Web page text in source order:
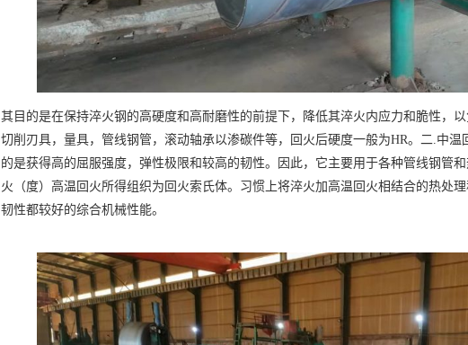
其目的是在保持淬火钢的高硬度和高耐磨性的前提下，降低其淬火内应力和脆性，
切削刃具，量具，管线钢管，滚动轴承以渗碳件等，回火后硬度一般为HR。二.中
的是获得高的屈服强度，弹性极限和较高的韧性。因此，它主要用于各种管线钢管
火（度）高温回火所得组织为回火索氏体。习惯上将淬火加高温回火相结合的热处
韧性都较好的综合机械性能。